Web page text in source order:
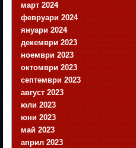
март 2024
февруари 2024
януари 2024
декември 2023
ноември 2023
октомври 2023
септември 2023
август 2023
юли 2023
юни 2023
май 2023
април 2023